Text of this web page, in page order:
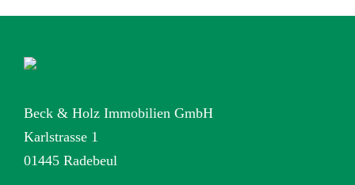
Beck & Holz Immobilien GmbH
Karlstrasse 1
01445 Radebeul